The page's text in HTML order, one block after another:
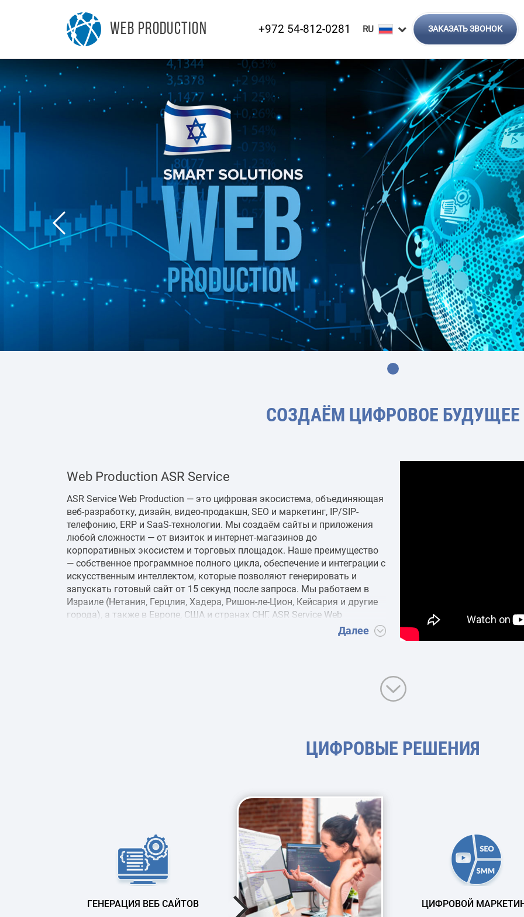
WEB PRODUCTION +972 54-812-0281 ЗАКАЗАТЬ ЗВОНОК
Предыдущий
СОЗДАЁМ ЦИФРОВОЕ БУДУЩЕЕ
Web Production ASR Service
ASR Service Web Production — это цифровая экосистема, объединяющая
веб-разработку, дизайн, видео-продакшн, SEO и маркетинг, IP/SIP-
телефонию, ERP и SaaS-технологии. Мы создаём сайты и приложения
любой сложности — от визиток и интернет-магазинов до
корпоративных экосистем и торговых площадок. Наше преимущество
— собственное программное полного цикла, обеспечение и интеграции с
искусственным интеллектом, которые позволяют генерировать и
запускать готовый сайт от 15 секунд после запроса. Мы работаем в
Израиле (Нетания, Герцлия, Хадера, Ришон-ле-Цион, Кейсария и другие
города), а также в Европе, США и странах СНГ. ASR Service Web
Production — это безопасность скорость, надёжность и инновации,
Далее
ЦИФРОВЫЕ РЕШЕНИЯ
ГЕНЕРАЦИЯ ВЕБ САЙТОВ ЦИФРОВОЙ